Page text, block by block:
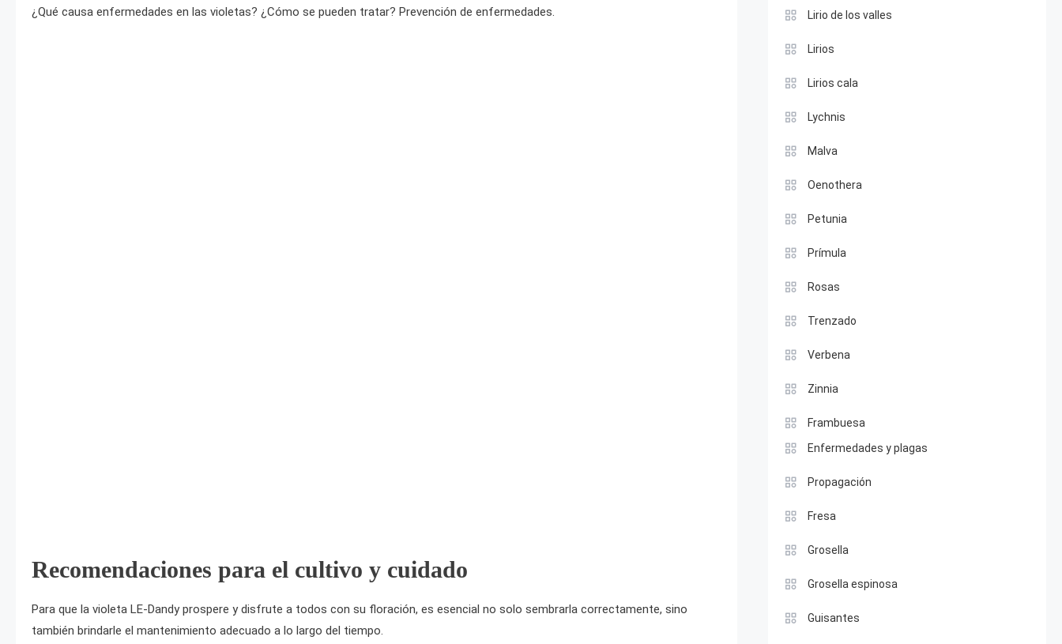
¿Qué causa enfermedades en las violetas? ¿Cómo se pueden tratar? Prevención de enfermedades.
Recomendaciones para el cultivo y cuidado
Para que la violeta LE-Dandy prospere y disfrute a todos con su floración, es esencial no solo sembrarla correctamente, sino
también brindarle el mantenimiento adecuado a lo largo del tiempo.
Lirio de los valles
Lirios
Lirios cala
Lychnis
Malva
Oenothera
Petunia
Prímula
Rosas
Trenzado
Verbena
Zinnia
Frambuesa
Enfermedades y plagas
Propagación
Fresa
Grosella
Grosella espinosa
Guisantes